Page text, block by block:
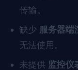
传输。
缺少 服务器端
无法使用。
未提供 监控仪